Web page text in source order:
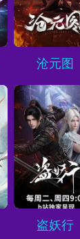
Loading...沧元图
Loading...盗妖行